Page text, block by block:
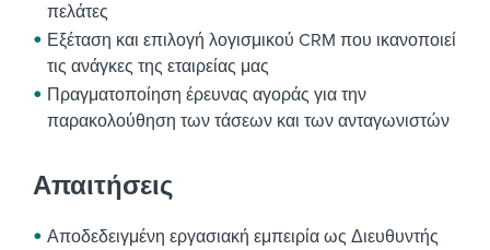
πελάτες
Εξέταση και επιλογή λογισμικού CRM που ικανοποιεί
τις ανάγκες της εταιρείας μας
Πραγματοποίηση έρευνας αγοράς για την
παρακολούθηση των τάσεων και των ανταγωνιστών
Απαιτήσεις
Αποδεδειγμένη εργασιακή εμπειρία ως Διευθυντής